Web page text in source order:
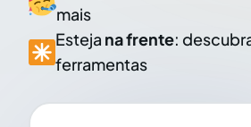
mais
Esteja na frente:
ferramentas